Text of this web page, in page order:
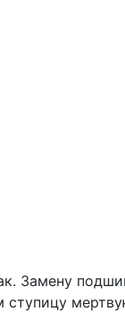
Замену
ступицу